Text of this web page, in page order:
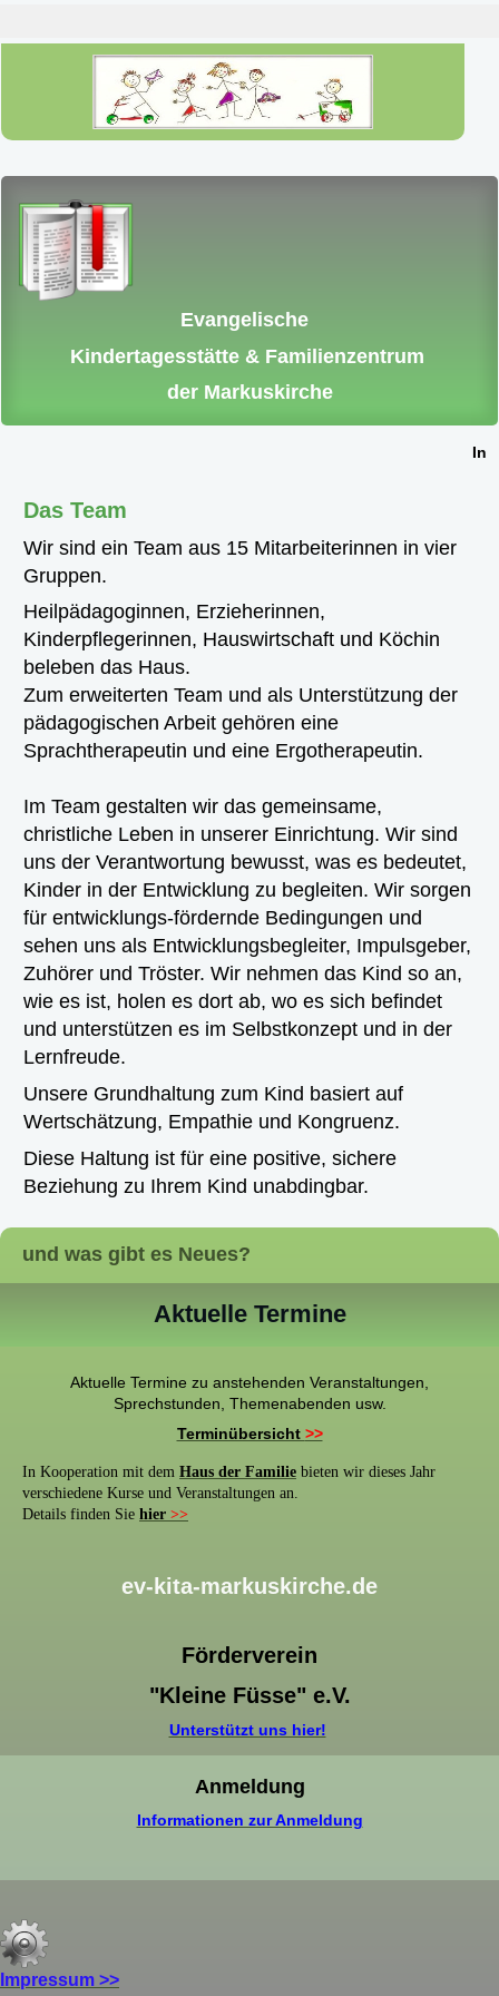
Evangelische
Kindertagesstätte & Familienzentrum
der Markuskirche
Das Team
Wir sind ein Team aus 15 Mitarbeiterinnen in vier
Gruppen.
Heilpädagoginnen, Erzieherinnen,
Kinderpflegerinnen, Hauswirtschaft und Köchin
beleben das Haus.
Zum erweiterten Team und als Unterstützung der
pädagogischen Arbeit gehören eine
Sprachtherapeutin und eine Ergotherapeutin.
Im Team gestalten wir das gemeinsame,
christliche Leben in unserer Einrichtung. Wir sind
uns der Verantwortung bewusst, was es bedeutet,
Kinder in der Entwicklung zu begleiten. Wir sorgen
für entwicklungs-fördernde Bedingungen und
sehen uns als Entwicklungsbegleiter, Impulsgeber,
Zuhörer und Tröster. Wir nehmen das Kind so an,
wie es ist, holen es dort ab, wo es sich befindet
und unterstützen es im Selbstkonzept und in der
Lernfreude.
Unsere Grundhaltung zum Kind basiert auf
Wertschätzung, Empathie und Kongruenz.
Diese Haltung ist für eine positive, sichere
Beziehung zu Ihrem Kind unabdingbar.
und was gibt es Neues?
Aktuelle Termine
Aktuelle Termine zu anstehenden Veranstaltungen,
Sprechstunden, Themenabenden usw.
Terminübersicht >>
In Kooperation mit dem Haus der Familie bieten wir dieses Jahr
verschiedene Kurse und Veranstaltungen an.
Details finden Sie hier >>
ev-kita-markuskirche.de
Förderverein
"Kleine Füsse" e.V.
Unterstützt uns hier!
Anmeldung
Informationen zur Anmeldung
Impressum >>